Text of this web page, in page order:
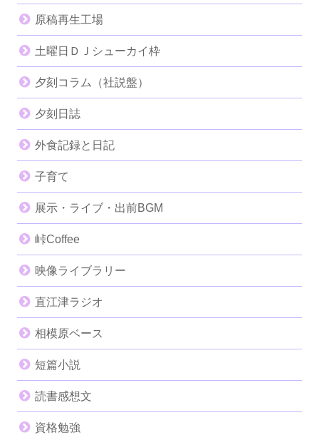
原稿再生工場
土曜日ＤＪシューカイ枠
夕刻コラム（社説盤）
夕刻日誌
外食記録と日記
子育て
展示・ライブ・出前BGM
峠Coffee
映像ライブラリー
直江津ラジオ
相模原ベース
短篇小説
読書感想文
資格勉強